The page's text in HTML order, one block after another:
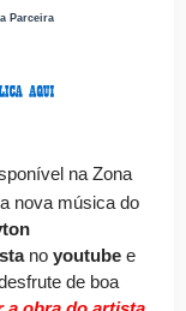
Parceira
na Zona
nova música do
no youtube e
de boa